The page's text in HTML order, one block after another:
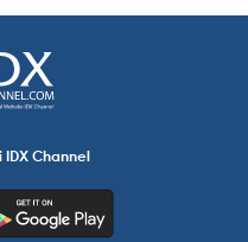
Channel